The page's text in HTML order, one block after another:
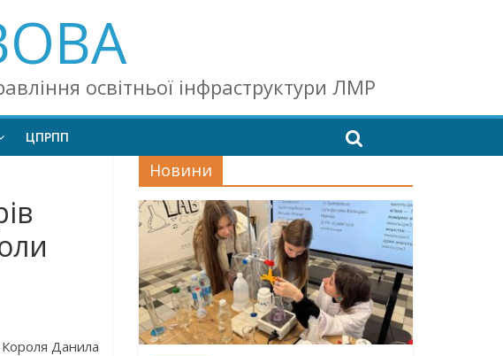
освітньої інфраструктури ЛМР
ЦПРПП
Короля Данила
Новини